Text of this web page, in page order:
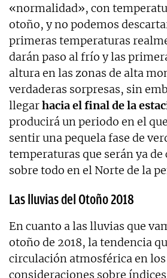
«normalidad», con
otoño, y no podemos
primeras temperaturas
darán paso al frío y las
altura en las zonas de alta
verdaderas sorpresas, sin
llegarhacia el final de la
producirá un periodo en el
sentir una pequela fase de
temperaturas que serán ya
sobre todo en el Norte de la
Las lluvias del Otoño 2018
En cuanto a las lluvias que
otoño de 2018, la tendencia
circulación atmosférica en
consideraciones sobre